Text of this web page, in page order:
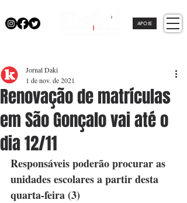
APOIE
Renovação de matrículas
em São Gonçalo vai até o
dia 12/11
Jornal Daki
1 de nov. de 2021
Responsáveis poderão procurar as
unidades escolares a partir desta
quarta-feira (3)